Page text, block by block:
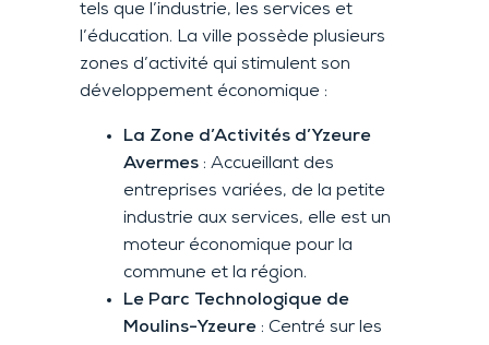
tels que l’industrie, les services et
l’éducation. La ville possède plusieurs
zones d’activité qui stimulent son
développement économique :
La Zone d’Activités d’Yzeure
Avermes: Accueillant des
entreprises variées, de la petite
industrie aux services, elle est un
moteur économique pour la
commune et la région.
Le Parc Technologique de
Moulins-Yzeure: Centré sur les